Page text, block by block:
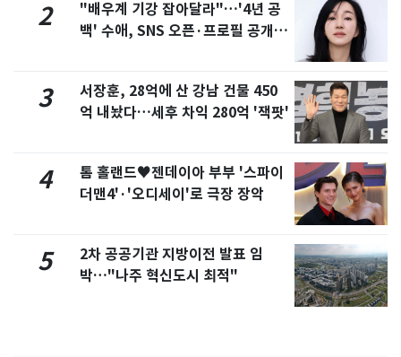
2
"배우계 기강 잡아달라"…'4년 공
백' 수애, SNS 오픈·프로필 공개
3
서장훈, 28억에 산 강남 건물 450
억 내놨다…세후 차익 280억 '잭팟'
4
톰 홀랜드♥젠데이아 부부 '스파이
더맨4'·'오디세이'로 극장 장악
5
2차 공공기관 지방이전 발표 임
박…"나주 혁신도시 최적"